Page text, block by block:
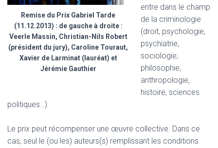
Remise du Prix Gabriel Tarde
(11.12.2013) : de gauche à droite :
Veerle Massin, Christian-Nils Robert
(président du jury), Caroline Touraut,
Xavier de Larminat (lauréat) et
Jérémie Gauthier
entre dans le champ
de la criminologie
(droit, psychologie,
psychiatrie,
sociologie,
philosophie,
anthropologie,
histoire, sciences
politiques…)
Le prix peut récompenser une œuvre collective. Dans ce
cas, seul le (ou les) auteurs(s) remplissant les conditions